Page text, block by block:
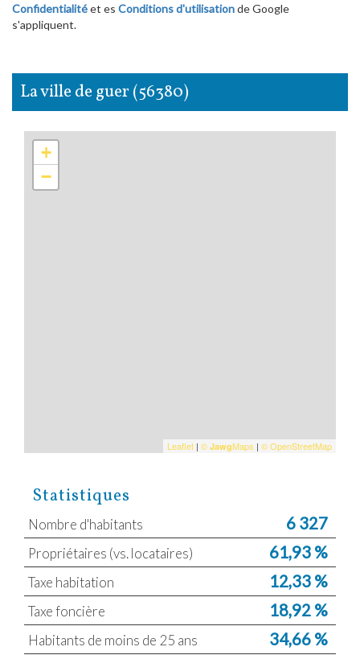
Confidentialitéet es Conditions d'utilisationde Google
s'appliquent.
la ville de guer (56380)
+
−
Leaflet | © JawgMaps | © OpenStreetMap
Statistiques
Nombre d'habitants 6 327
Propriétaires (vs. locataires) 61,93 %
Taxe habitation 12,33 %
Taxe foncière 18,92 %
Habitants de moins de 25 ans 34,66 %